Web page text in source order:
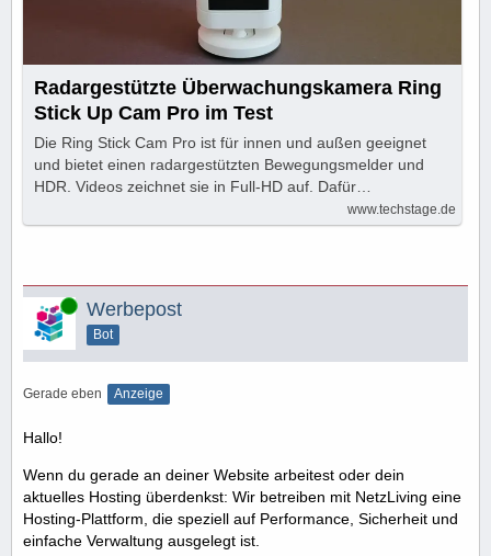
Radargestützte Überwachungskamera Ring
Stick Up Cam Pro im Test
Die Ring Stick Cam Pro ist für innen und außen geeignet
und bietet einen radargestützten Bewegungsmelder und
HDR. Videos zeichnet sie in Full-HD auf. Dafür…
www.techstage.de
Online Werbepost
Bot
Gerade eben Anzeige
Hallo!
Wenn du gerade an deiner Website arbeitest oder dein
aktuelles Hosting überdenkst: Wir betreiben mit NetzLiving eine
Hosting-Plattform, die speziell auf Performance, Sicherheit und
einfache Verwaltung ausgelegt ist.